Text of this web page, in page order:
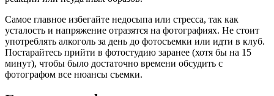
Самое главное избегайте недосыпа или стресса, так как
усталость и напряжение отразятся на фотографиях. Не стоит
употреблять алкоголь за день до фотосъемки или идти в клуб.
Постарайтесь прийти в фотостудию заранее (хотя бы на 15
минут), чтобы было достаточно времени обсудить с
фотографом все нюансы съемки.